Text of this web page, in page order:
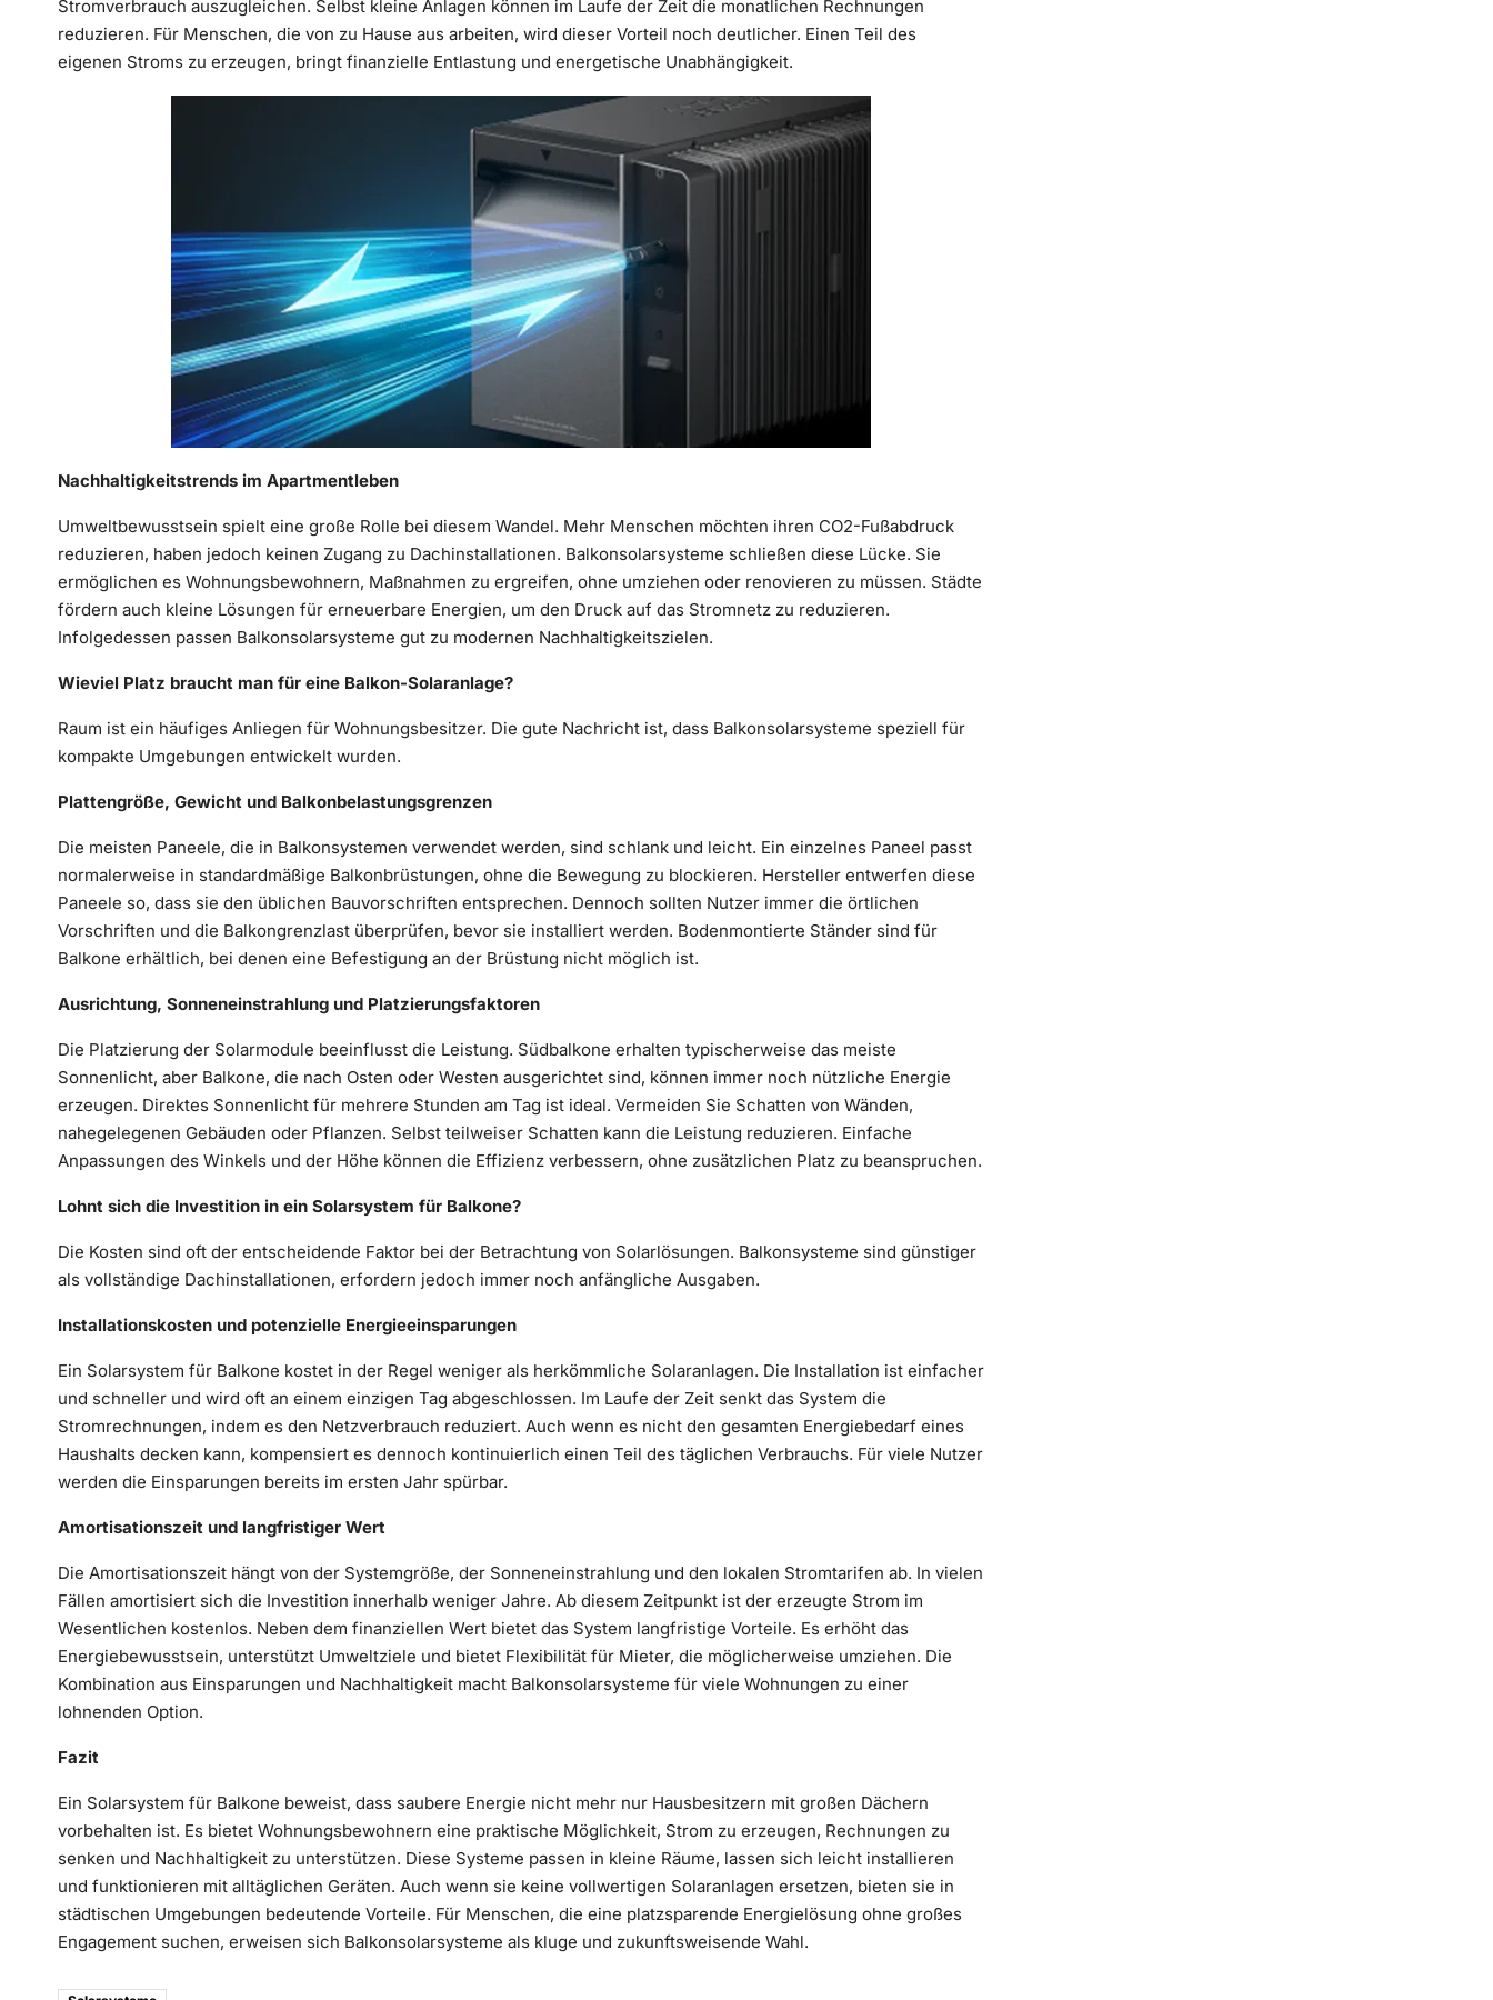
Stromverbrauch auszugleichen. Selbst kleine Anlagen können im Laufe der Zeit die monatlichen Rechnungen
reduzieren. Für Menschen, die von zu Hause aus arbeiten, wird dieser Vorteil noch deutlicher. Einen Teil des
eigenen Stroms zu erzeugen, bringt finanzielle Entlastung und energetische Unabhängigkeit.
Nachhaltigkeitstrends im Apartmentleben
Umweltbewusstsein spielt eine große Rolle bei diesem Wandel. Mehr Menschen möchten ihren CO2-Fußabdruck
reduzieren, haben jedoch keinen Zugang zu Dachinstallationen. Balkonsolarsysteme schließen diese Lücke. Sie
ermöglichen es Wohnungsbewohnern, Maßnahmen zu ergreifen, ohne umziehen oder renovieren zu müssen. Städte
fördern auch kleine Lösungen für erneuerbare Energien, um den Druck auf das Stromnetz zu reduzieren.
Infolgedessen passen Balkonsolarsysteme gut zu modernen Nachhaltigkeitszielen.
Wieviel Platz braucht man für eine Balkon-Solaranlage?
Raum ist ein häufiges Anliegen für Wohnungsbesitzer. Die gute Nachricht ist, dass Balkonsolarsysteme speziell für
kompakte Umgebungen entwickelt wurden.
Plattengröße, Gewicht und Balkonbelastungsgrenzen
Die meisten Paneele, die in Balkonsystemen verwendet werden, sind schlank und leicht. Ein einzelnes Paneel passt
normalerweise in standardmäßige Balkonbrüstungen, ohne die Bewegung zu blockieren. Hersteller entwerfen diese
Paneele so, dass sie den üblichen Bauvorschriften entsprechen. Dennoch sollten Nutzer immer die örtlichen
Vorschriften und die Balkongrenzlast überprüfen, bevor sie installiert werden. Bodenmontierte Ständer sind für
Balkone erhältlich, bei denen eine Befestigung an der Brüstung nicht möglich ist.
Ausrichtung, Sonneneinstrahlung und Platzierungsfaktoren
Die Platzierung der Solarmodule beeinflusst die Leistung. Südbalkone erhalten typischerweise das meiste
Sonnenlicht, aber Balkone, die nach Osten oder Westen ausgerichtet sind, können immer noch nützliche Energie
erzeugen. Direktes Sonnenlicht für mehrere Stunden am Tag ist ideal. Vermeiden Sie Schatten von Wänden,
nahegelegenen Gebäuden oder Pflanzen. Selbst teilweiser Schatten kann die Leistung reduzieren. Einfache
Anpassungen des Winkels und der Höhe können die Effizienz verbessern, ohne zusätzlichen Platz zu beanspruchen.
Lohnt sich die Investition in ein Solarsystem für Balkone?
Die Kosten sind oft der entscheidende Faktor bei der Betrachtung von Solarlösungen. Balkonsysteme sind günstiger
als vollständige Dachinstallationen, erfordern jedoch immer noch anfängliche Ausgaben.
Installationskosten und potenzielle Energieeinsparungen
Ein Solarsystem für Balkone kostet in der Regel weniger als herkömmliche Solaranlagen. Die Installation ist einfacher
und schneller und wird oft an einem einzigen Tag abgeschlossen. Im Laufe der Zeit senkt das System die
Stromrechnungen, indem es den Netzverbrauch reduziert. Auch wenn es nicht den gesamten Energiebedarf eines
Haushalts decken kann, kompensiert es dennoch kontinuierlich einen Teil des täglichen Verbrauchs. Für viele Nutzer
werden die Einsparungen bereits im ersten Jahr spürbar.
Amortisationszeit und langfristiger Wert
Die Amortisationszeit hängt von der Systemgröße, der Sonneneinstrahlung und den lokalen Stromtarifen ab. In vielen
Fällen amortisiert sich die Investition innerhalb weniger Jahre. Ab diesem Zeitpunkt ist der erzeugte Strom im
Wesentlichen kostenlos. Neben dem finanziellen Wert bietet das System langfristige Vorteile. Es erhöht das
Energiebewusstsein, unterstützt Umweltziele und bietet Flexibilität für Mieter, die möglicherweise umziehen. Die
Kombination aus Einsparungen und Nachhaltigkeit macht Balkonsolarsysteme für viele Wohnungen zu einer
lohnenden Option.
Fazit
Ein Solarsystem für Balkone beweist, dass saubere Energie nicht mehr nur Hausbesitzern mit großen Dächern
vorbehalten ist. Es bietet Wohnungsbewohnern eine praktische Möglichkeit, Strom zu erzeugen, Rechnungen zu
senken und Nachhaltigkeit zu unterstützen. Diese Systeme passen in kleine Räume, lassen sich leicht installieren
und funktionieren mit alltäglichen Geräten. Auch wenn sie keine vollwertigen Solaranlagen ersetzen, bieten sie in
städtischen Umgebungen bedeutende Vorteile. Für Menschen, die eine platzsparende Energielösung ohne großes
Engagement suchen, erweisen sich Balkonsolarsysteme als kluge und zukunftsweisende Wahl.